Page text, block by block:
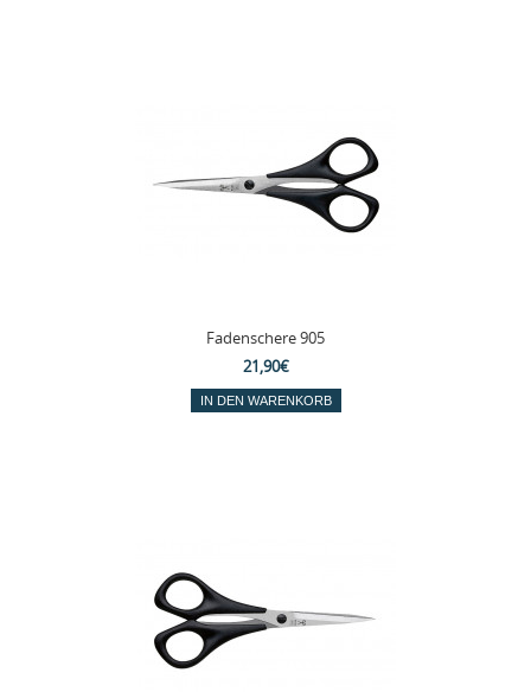
Fadenschere 905
21,90€